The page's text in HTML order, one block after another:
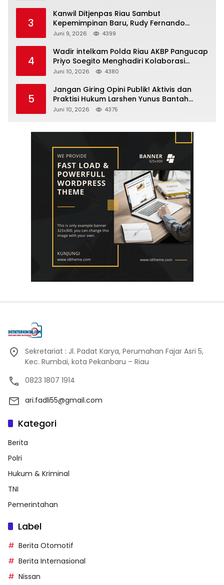
3
Kanwil Ditjenpas Riau Sambut
Kepemimpinan Baru, Rudy Fernando
Sianturi Resmi Menjabat Kakanwil
Juni 9, 2026 4399
4
Wadir intelkam Polda Riau AKBP Pangucap
Priyo Soegito Menghadiri Kolaborasi
Selamatkan Lingkungan Cegah Karhutla
Juni 10, 2026 4380
5
Jangan Giring Opini Publik! Aktivis dan
Praktisi Hukum Larshen Yunus Bantah
Tuduhan Soal Gelar Profesor Sufmi Dasco
Juni 10, 2026 4375
Sekretariat : Jl. Padat Karya, Perumahan Fajar Asri 5,
Kec. Rumbai, kota Pekanbaru – Riau
0823 1807 1914
ari.fadli55@gmail.com
Kategori
Berita
Polri
Hukum & Kriminal
TNI
Pemerintahan
Label
Berita Otomotif
Berita Internasional
Nissan